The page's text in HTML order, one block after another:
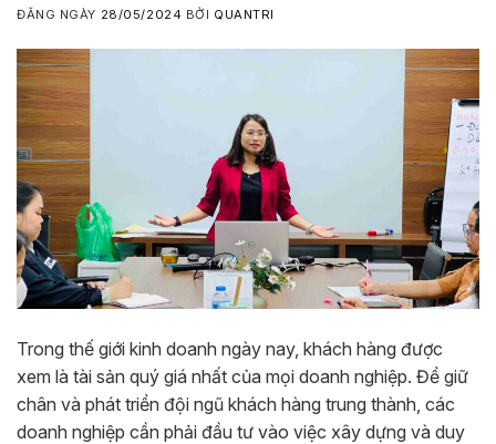
ĐĂNG NGÀY 28/05/2024 BỞI QUANTRI
Trong thế giới kinh doanh ngày nay, khách hàng được
xem là tài sản quý giá nhất của mọi doanh nghiệp. Để giữ
chân và phát triển đội ngũ khách hàng trung thành, các
doanh nghiệp cần phải đầu tư vào việc xây dựng và duy